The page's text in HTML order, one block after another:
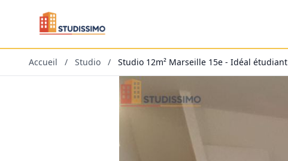
Accueil / Studio / Studio 12m² Marseille 15e - Idéal étudiant